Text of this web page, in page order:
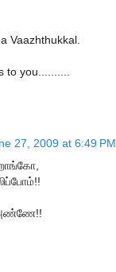
Vaazhthukkal.
to you..........
27, 2009 at 6:49 PM